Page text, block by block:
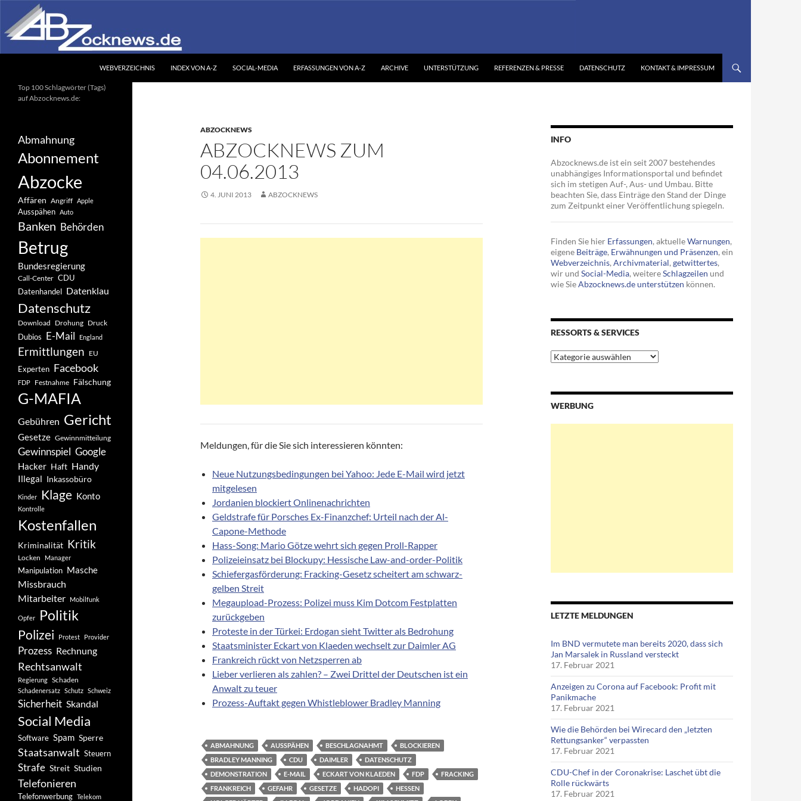
Inhalt
springen
WEBVERZEICHNIS INDEX VON A-Z SOCIAL-MEDIA ERFASSUNGEN VON A-Z ARCHIVE UNTERSTÜTZUNG REFERENZEN & PRESSE DATENSCHUTZ KONTAKT & IMPRESSUM
ABZOCKNEWS
ABZOCKNEWS ZUM
04.06.2013
4. JUNI 2013 ABZOCKNEWS
Meldungen, für die Sie sich interessieren könnten:
Neue Nutzungsbedingungen bei Yahoo: Jede E-Mail wird jetzt
mitgelesen
Jordanien blockiert Onlinenachrichten
Geldstrafe für Porsches Ex-Finanzchef: Urteil nach der Al-
Capone-Methode
Hass-Song: Mario Götze wehrt sich gegen Proll-Rapper
Polizeieinsatz bei Blockupy: Hessische Law-and-order-Politik
Schiefergasförderung: Fracking-Gesetz scheitert am schwarz-
gelben Streit
Megaupload-Prozess: Polizei muss Kim Dotcom Festplatten
zurückgeben
Proteste in der Türkei: Erdogan sieht Twitter als Bedrohung
Staatsminister Eckart von Klaeden wechselt zur Daimler AG
Frankreich rückt von Netzsperren ab
Lieber verlieren als zahlen? – Zwei Drittel der Deutschen ist ein
Anwalt zu teuer
Prozess-Auftakt gegen Whistleblower Bradley Manning
ABMAHNUNG AUSSPÄHEN BESCHLAGNAHMT
BLOCKIEREN
BRADLEY MANNING
CDU DAIMLER
DATENSCHUTZ
DEMONSTRATION
E-MAIL ECKART VON KLAEDEN FDP
FRACKING
FRANKREICH
GEFAHR GESETZE HADOPI
HESSEN
INFO
Abzocknews.de ist ein seit 2007 bestehendes
unabhängiges Informationsportal und befindet
sich im stetigen Auf-, Aus- und Umbau. Bitte
beachten Sie, dass Einträge den Stand der Dinge
zum Zeitpunkt einer Veröffentlichung spiegeln.
Finden Sie hier Erfassungen, aktuelleWarnungen,
eigene Beiträge, Erwähnungen und Präsenzen, ein
Webverzeichnis, Archivmaterial, getwittertes,
wir und Social-Media, weitereSchlagzeilen und
wie SieAbzocknews.de unterstützen können.
RESSORTS & SERVICES
Ressorts
&
WERBUNG
LETZTE MELDUNGEN
Im BND vermutete man bereits 2020, dass sich
Jan Marsalek in Russland versteckt
17. Februar 2021
Anzeigen zu Corona auf Facebook: Profit mit
Panikmache
17. Februar 2021
Wie die Behörden bei Wirecard den „letzten
Rettungsanker“ verpassten
17. Februar 2021
CDU-Chef in der Coronakrise: Laschet übt die
Rolle rückwärts
17. Februar 2021
Ihr unabhängiges
Informationsportal
Top 100 Schlagwörter (Tags)
auf Abzocknews.de:
Abmahnung
Abonnement
Abzocke
Affären Angriff Apple
Ausspähen Auto
Banken Behörden
Betrug
Bundesregierung
Call-Center CDU
Datenhandel Datenklau
Datenschutz
Download Drohung Druck
Dubios E-Mail England
Ermittlungen EU
Experten Facebook
FDP Festnahme Fälschung
G-MAFIA
Gebühren Gericht
Gesetze Gewinnmitteilung
Gewinnspiel Google
Hacker Haft Handy
Illegal Inkassobüro
Kinder Klage Konto
Kontrolle
Kostenfallen
Kriminalität Kritik
Locken Manager
Manipulation Masche
Missbrauch
Mitarbeiter
Mobilfunk
Opfer Politik
Polizei Protest Provider
Prozess Rechnung
Rechtsanwalt
Regierung Schaden
Schadenersatz Schutz Schweiz
Sicherheit Skandal
Social Media
Software Spam Sperre
Staatsanwalt Steuern
Strafe Streit Studien
Telefonieren
Telefonwerbung Telekom